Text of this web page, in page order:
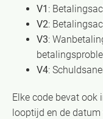
V1 :
V2:
V3:
V4:
Elke code bevat ook
looptijd en de datum